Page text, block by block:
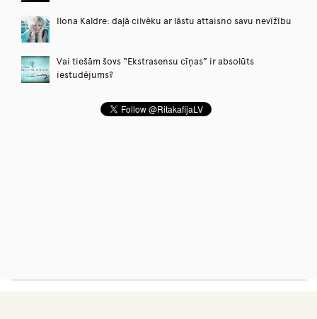
Ilona Kaldre: daļā cilvēku ar lāstu attaisno savu nevīžību
Vai tiešām šovs “Ekstrasensu cīņas” ir absolūts
iestudējums?